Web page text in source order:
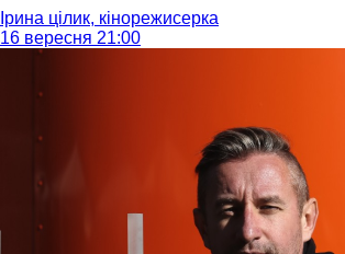
Ірина цілик, кінорежисерка
16 вересня 21:00